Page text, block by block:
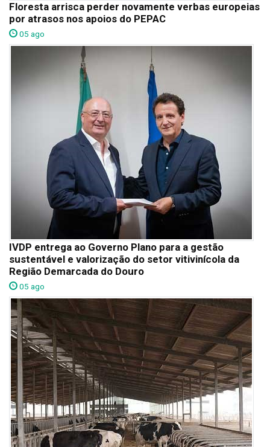
Floresta arrisca perder novamente verbas europeias
por atrasos nos apoios do PEPAC
05 ago
IVDP entrega ao Governo Plano para a gestão
sustentável e valorização do setor vitivinícola da
Região Demarcada do Douro
05 ago